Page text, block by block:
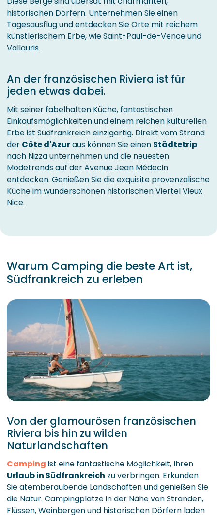
historischen Dörfern. Unternehmen Sie einen
Tagesausflug und entdecken Sie Orte mit reichem
künstlerischem Erbe, wie Saint-Paul-de-Vence und
Vallauris.
An der französischen Riviera ist für
jeden etwas dabei.
Mit seiner fabelhaften Küche, fantastischen
Einkaufsmöglichkeiten und einem reichen kulturellen
Erbe ist Südfrankreich einzigartig. Direkt vom Strand
der Côte d'Azuraus können Sie einen Städtetrip
nach Nizza unternehmen und die neuesten
Modetrends auf der Avenue Jean Médecin
entdecken. Genießen Sie die exquisite provenzalische
Küche im wunderschönen historischen Viertel Vieux
Nice.
Warum Camping die beste Art ist,
Südfrankreich zu erleben
Von der glamourösen französischen
Riviera bis hin zu wilden
Naturlandschaften
Camping ist eine fantastische Möglichkeit, Ihren
Urlaub in Südfrankreich zu verbringen. Erkunden
Sie atemberaubende Landschaften und genießen Sie
die Natur. Campingplätze in der Nähe von Stränden,
Flüssen, Weinbergen und historischen Dörfern laden